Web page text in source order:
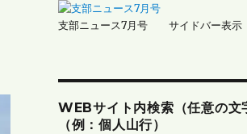
支部ニュース7月号 サイドバー表示
WEBサイト内検索（任意の文
（例：個人山行）